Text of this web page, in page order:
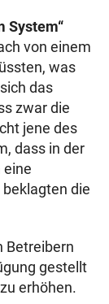
System“
von einem
was
das
zwar die
jene des
dass in der
eine
die
Betreibern
gestellt
erhöhen.